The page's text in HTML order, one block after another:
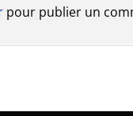
pour publier un